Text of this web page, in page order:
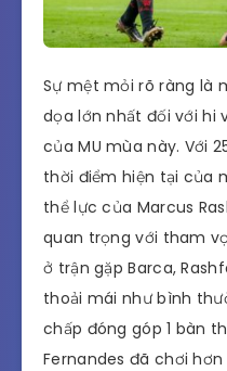
Sự mệt mỏi rõ ràng là
dọa lớn nhất đối với hi
của MU mùa này. Với
thời điểm hiện tại của
thể lực của Marcus
quan trọng với tham
ở trận gặp Barca,
thoải mái như bình
chấp đóng góp 1 bàn
Fernandes đã chơi